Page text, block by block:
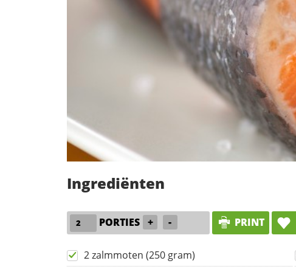
Ingrediënten
PORTIES + - PRINT
2 zalmmoten (250 gram)